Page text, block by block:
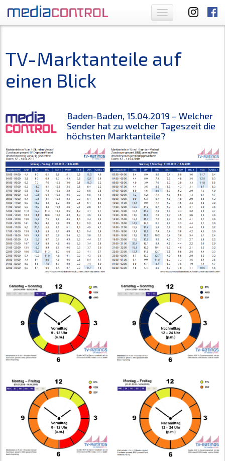
Toggle
navigation
TV-Marktanteile auf
einen Blick
Baden-Baden, 15.04.2019 – Welcher
Sender hat zu welcher Tageszeit die
höchsten Marktanteile?